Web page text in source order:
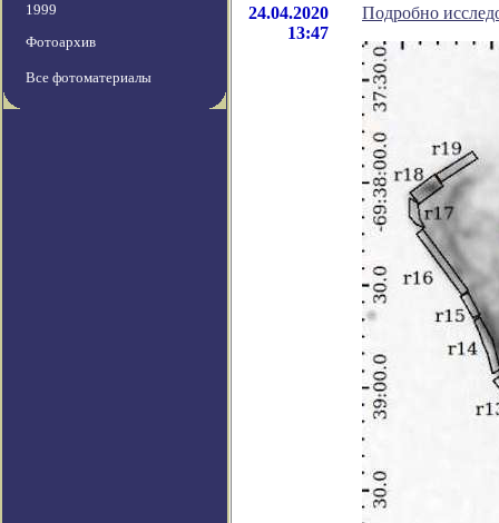
1999
Фотоархив
Все фотоматериалы
24.04.2020
13:47
Подробно